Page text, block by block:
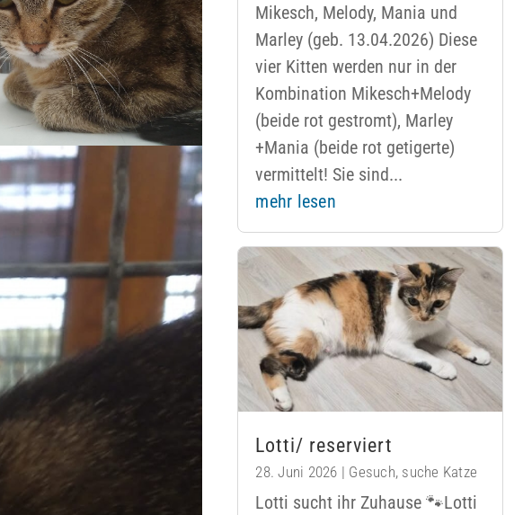
Mikesch, Melody, Mania und
Marley (geb. 13.04.2026) Diese
vier Kitten werden nur in der
Kombination Mikesch+Melody
(beide rot gestromt), Marley
+Mania (beide rot getigerte)
vermittelt! Sie sind...
mehr lesen
Lotti/ reserviert
28. Juni 2026 | Gesuch, suche Katze
Lotti sucht ihr Zuhause 🐾Lotti